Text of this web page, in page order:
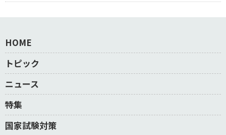
HOME
トピック
ニュース
特集
国家試験対策